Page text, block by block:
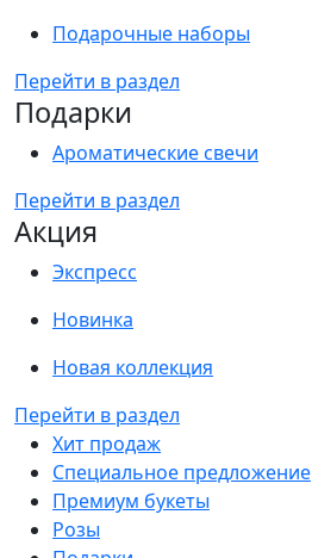
Подарочные наборы
Перейти в раздел
Подарки
Ароматические свечи
Перейти в раздел
Акция
Экспресс
Новинка
Новая коллекция
Перейти в раздел
Хит продаж
Специальное предложение
Премиум букеты
Розы